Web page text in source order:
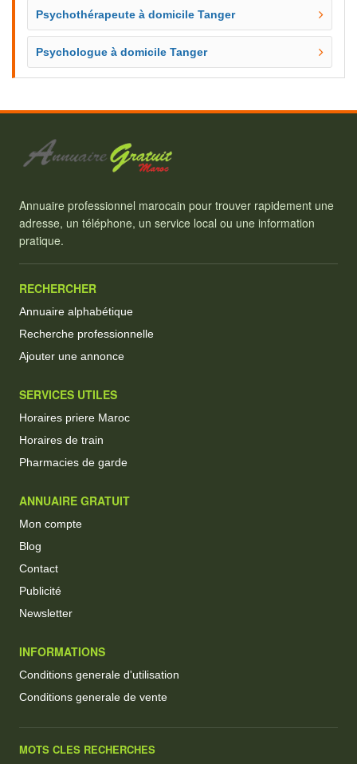
Psychothérapeute à domicile Tanger
Psychologue à domicile Tanger
Annuaire professionnel marocain pour trouver rapidement une
adresse, un téléphone, un service local ou une information
pratique.
RECHERCHER
Annuaire alphabétique
Recherche professionnelle
Ajouter une annonce
SERVICES UTILES
Horaires priere Maroc
Horaires de train
Pharmacies de garde
ANNUAIRE GRATUIT
Mon compte
Blog
Contact
Publicité
Newsletter
INFORMATIONS
Conditions generale d'utilisation
Conditions generale de vente
MOTS CLES RECHERCHES